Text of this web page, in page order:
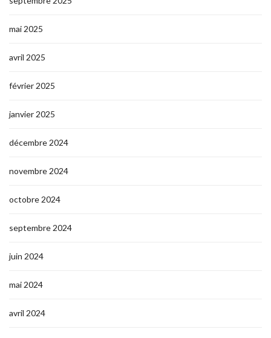
mai 2025
avril 2025
février 2025
janvier 2025
décembre 2024
novembre 2024
octobre 2024
septembre 2024
juin 2024
mai 2024
avril 2024